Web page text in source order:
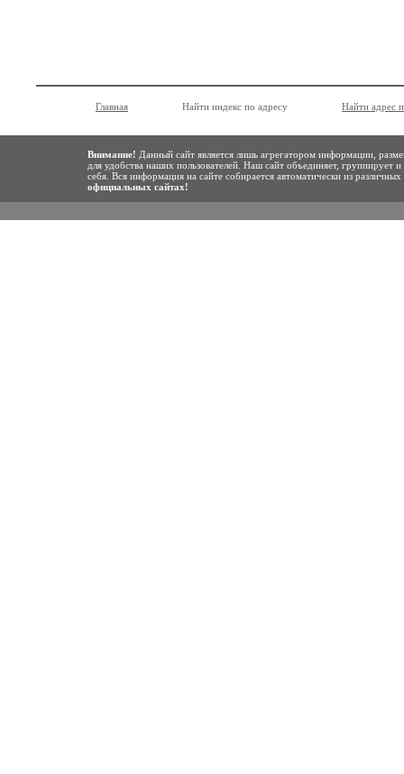
Главная Найти индекс по адресу Найти адрес
Внимание! Данный сайт является лишь агрегатором информации,
для удобства наших пользователей. Наш сайт объединяет,
себя. Вся информация на сайте собирается автоматически из
официальных сайтах!